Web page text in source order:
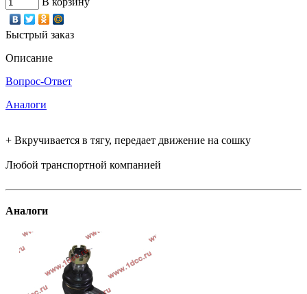
Быстрый заказ
Описание
Вопрос-Ответ
Аналоги
+ Вкручивается в тягу, передает движение на сошку
Любой транспортной компанией
Аналоги